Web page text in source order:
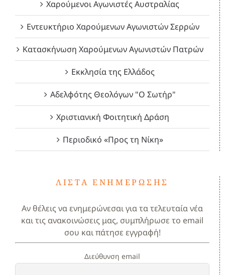
Χαρούμενοι Αγωνιστές Αυστραλίας
Εντευκτήριο Χαρούμενων Αγωνιστών Σερρών
Κατασκήνωση Χαρούμενων Αγωνιστών Πατρών
Εκκλησία της Ελλάδος
Αδελφότης Θεολόγων "Ο Σωτήρ"
Χριστιανική Φοιτητική Δράση
Περιοδικό «Προς τη Νίκη»
ΛΊΣΤΑ ΕΝΗΜΈΡΩΣΗΣ
Αν θέλεις να ενημερώνεσαι για τα τελευταία νέα
και τις ανακοινώσεις μας, συμπλήρωσε το email
σου και πάτησε εγγραφή!
Διεύθυνση email